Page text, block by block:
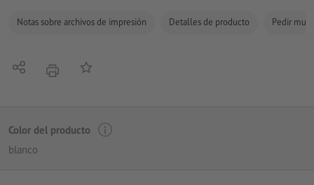
Notas sobre archivos de impresión Detalles de producto Pedir
CompartirimprimirAñadir a lista de favoritos
Color del producto
blanco